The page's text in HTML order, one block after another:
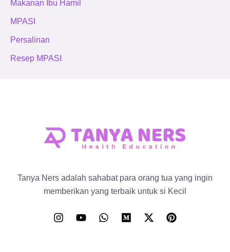
Makanan Ibu Hamil
MPASI
Persalinan
Resep MPASI
Tanya Ners adalah sahabat para orang tua yang ingin
memberikan yang terbaik untuk si Kecil